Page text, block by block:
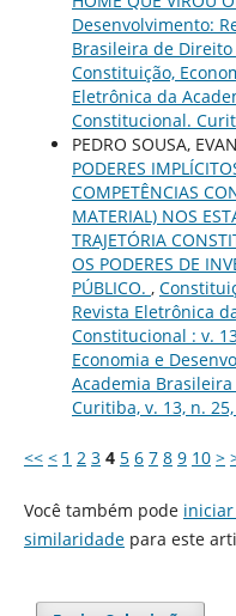
Desenvolvimento:
Brasileira de Direito
Constituição,
Eletrônica da
Constitucional.
PEDRO SOUSA,
PODERES
COMPETÊNCIAS
MATERIAL) NOS
TRAJETÓRIA
OS PODERES DE
PÚBLICO. ,
Revista Eletrônica
Constitucional : v.
Economia e
Academia
Curitiba, v. 13, n.
<< < 1 2 3 4 5 6 7 8 9 10 >
Você também pode
similaridadepara este